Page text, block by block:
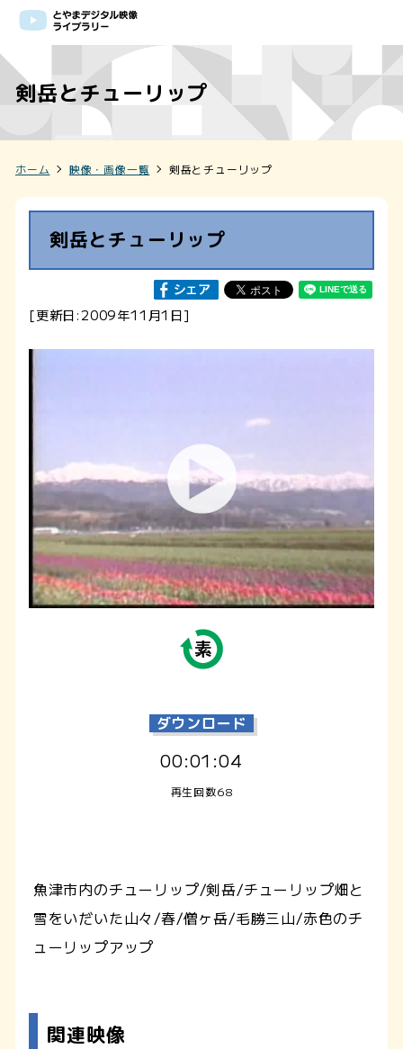
剣岳とチューリップ
ホーム 映像・画像一覧 剣岳とチューリップ
剣岳とチューリップ
[更新日:2009年11月1日]
ダウンロード
00:01:04
再生回数68
魚津市内のチューリップ/剣岳/チューリップ畑と
雪をいだいた山々/春/僧ヶ岳/毛勝三山/赤色のチ
ューリップアップ
関連映像